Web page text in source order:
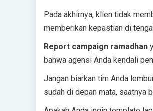
Pada akhirnya, klien tidak
memberikan kepastian di
Report campaign ramadhan
bahwa agensi Anda kendali
Jangan biarkan tim Anda
sudah di depan mata, saatnya